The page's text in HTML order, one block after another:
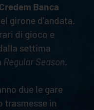
Banca
girone d'andata.
di gioco e
settima
Regular Season.
due le gare
trasmesse in